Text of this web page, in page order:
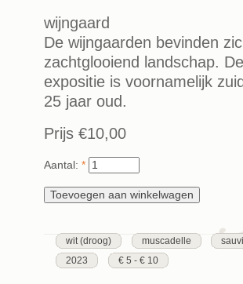
wijngaard
De wijngaarden bevinden
zachtglooiend landschap.
expositie is voornamelijk
25 jaar oud.
Prijs €10,00
Aantal: *
wit (droog) muscadelle
2023
€ 5 - € 10